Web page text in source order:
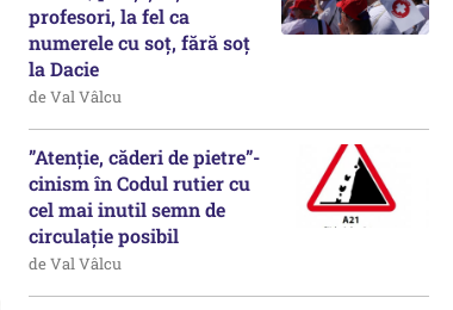
profesori, la fel ca
numerele cu soț, fără soț
la Dacie
de Val Vâlcu
”Atenție, căderi de pietre”-
cinism în Codul rutier cu
cel mai inutil semn de
circulație posibil
de Val Vâlcu